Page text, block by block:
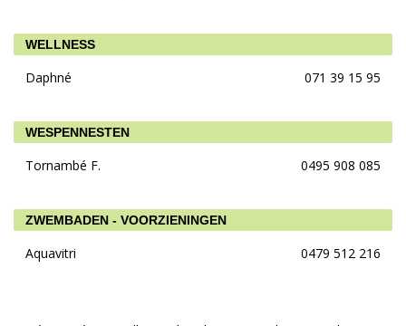
WELLNESS
Daphné 071 39 15 95
WESPENNESTEN
Tornambé F. 0495 908 085
ZWEMBADEN - VOORZIENINGEN
Aquavitri 0479 512 216